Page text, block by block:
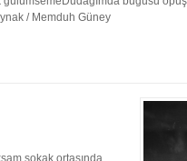
/ Memduh Güney